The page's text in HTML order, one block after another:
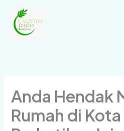
content
Anda Hendak
Rumah di